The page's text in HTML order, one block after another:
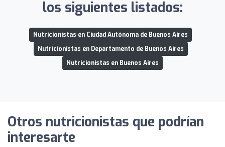
los siguientes listados:
Nutricionistas en Ciudad Autónoma de Buenos Aires
Nutricionistas en Departamento de Buenos Aires
Nutricionistas en Buenos Aires
Otros nutricionistas que podrían
interesarte